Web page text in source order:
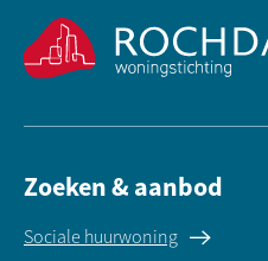
Zoeken & aanbod
Sociale huurwoning